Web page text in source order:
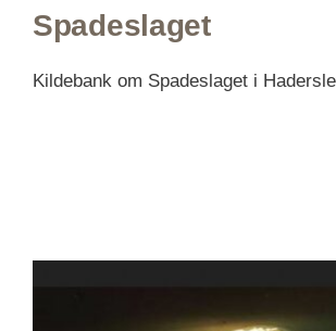
Spadeslaget
Kildebank om Spadeslaget i